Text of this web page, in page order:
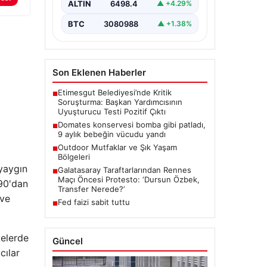
ALTIN 6498.4 ▲ +4.29%
BTC 3080988 ▲ +1.38%
Son Eklenen Haberler
■Etimesgut Belediyesi’nde Kritik
Soruşturma: Başkan Yardımcısının
Uyuşturucu Testi Pozitif Çıktı
■Domates konservesi bomba gibi patladı,
9 aylık bebeğin vücudu yandı
■Outdoor Mutfaklar ve Şık Yaşam
Bölgeleri
■Galatasaray Taraftarlarından Rennes
Maçı Öncesi Protesto: ‘Dursun Özbek,
Transfer Nerede?’
■Fed faizi sabit tuttu
Güncel